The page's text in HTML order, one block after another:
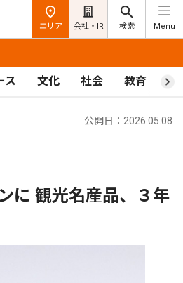
エリア 会社・IR 検索 Menu
ス 文化 社会 教育 ス
公開日：2026.05.08
に 観光名産品、３年